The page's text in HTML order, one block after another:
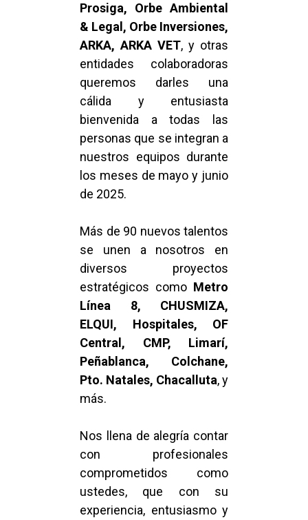
Prosiga, Orbe Ambiental
& Legal, Orbe Inversiones,
ARKA, ARKA VET, y otras
entidades colaboradoras
queremos darles una
cálida y entusiasta
bienvenida a todas las
personas que se integran a
nuestros equipos durante
los meses de mayo y junio
de 2025.
Más de 90 nuevos talentos
se unen a nosotros en
diversos proyectos
estratégicos como Metro
Línea 8, CHUSMIZA,
ELQUI, Hospitales, OF
Central, CMP, Limarí,
Peñablanca, Colchane,
Pto. Natales, Chacalluta, y
más.
Nos llena de alegría contar
con profesionales
comprometidos como
ustedes, que con su
experiencia, entusiasmo y